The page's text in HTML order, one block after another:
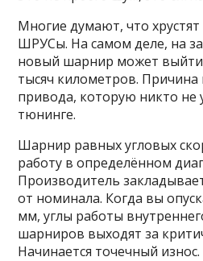
Многие думают, что
ШРУСы. На самом деле, на
новый шарнир может выйти
тысяч километров. Причина
привода, которую никто не
тюнинге.
Шарнир равных угловых
работу в определённом
Производитель
от номинала. Когда вы
мм, углы работы
шарниров выходят за
Начинается точечный износ.